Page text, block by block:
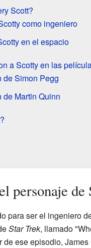
Scott?
como ingeniero
en el espacio
a Scotty en las
de Simon Pegg
de Martin Quinn
personaje de
para ser el ingeniero
Star Trek, llamado
de ese episodio,